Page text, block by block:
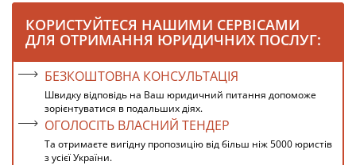
КОРИСТУЙТЕСЯ НАШИМИ СЕРВІСАМИ
ДЛЯ ОТРИМАННЯ ЮРИДИЧНИХ ПОСЛУГ:
БЕЗКОШТОВНА КОНСУЛЬТАЦІЯ
Швидку відповідь на Ваш юридичний питання допоможе
зорієнтуватися в подальших діях.
ОГОЛОСІТЬ ВЛАСНИЙ ТЕНДЕР
Та отримаєте вигідну пропозицію від більш ніж 5000 юристів
з усієї України.